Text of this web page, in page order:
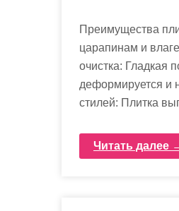
Преимущества
царапинам и
очистка: Гладкая
деформируется и
стилей: Плитка
Читать далее